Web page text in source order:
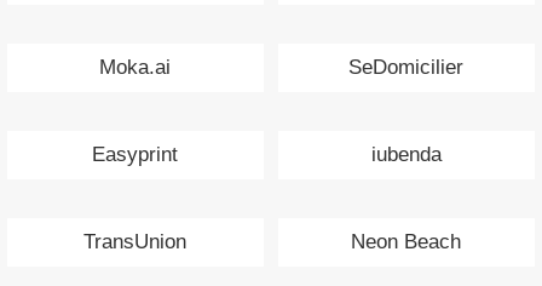
Moka.ai SeDomicilier
Easyprint iubenda
TransUnion Neon Beach